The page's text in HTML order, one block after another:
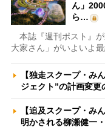
ん」
ら…
本誌『週刊ポスト』
大家さん」がいよいよ
【独走スクープ・み
ジェクト”の計画変
【追及スクープ・み
明かされる柳瀬健一